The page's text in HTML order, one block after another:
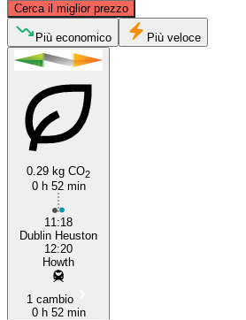
Cerca il miglior prezzo
Dublin
Più economico Più veloce
0.29 kg CO2
0 h 52 min
11:18
Dublin Heuston
12:20
Howth
1 cambio
0 h 52 min